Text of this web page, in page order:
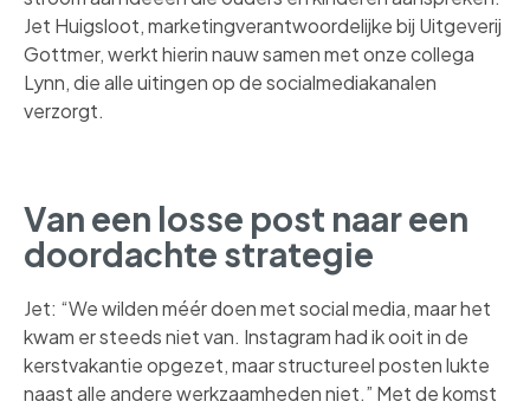
Jet Huigsloot, marketingverantwoordelijke bij Uitgeverij
Gottmer, werkt hierin nauw samen met onze collega
Lynn, die alle uitingen op de socialmediakanalen
verzorgt.
Van een losse post naar een
doordachte strategie
Jet: “We wilden méér doen met social media, maar het
kwam er steeds niet van. Instagram had ik ooit in de
kerstvakantie opgezet, maar structureel posten lukte
naast alle andere werkzaamheden niet.” Met de komst